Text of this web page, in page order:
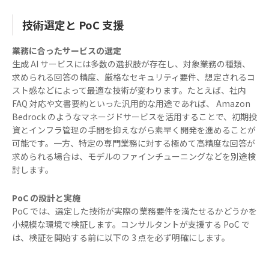
技術選定と PoC 支援
業務に合ったサービスの選定
生成 AI サービスには多数の選択肢が存在し、対象業務の種類、
求められる回答の精度、厳格なセキュリティ要件、想定されるコ
スト感などによって最適な技術が変わります。たとえば、社内
FAQ 対応や文書要約といった汎用的な用途であれば、 Amazon
Bedrock のようなマネージドサービスを活用することで、初期投
資とインフラ管理の手間を抑えながら素早く開発を進めることが
可能です。一方、特定の専門業務に対する極めて高精度な回答が
求められる場合は、モデルのファインチューニングなどを別途検
討します。
PoC の設計と実施
PoC では、選定した技術が実際の業務要件を満たせるかどうかを
小規模な環境で検証します。コンサルタントが支援する PoC で
は、検証を開始する前に以下の 3 点を必ず明確にします。